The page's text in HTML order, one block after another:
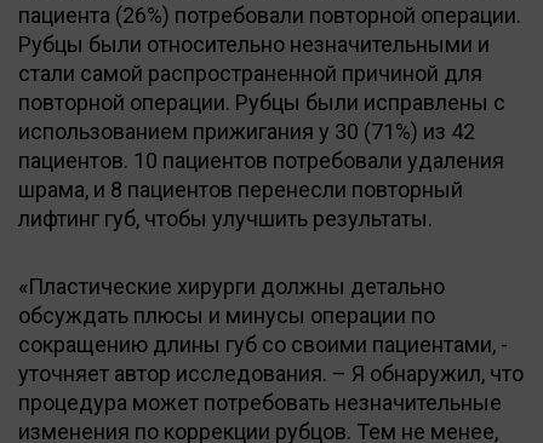
пациента (26%) потребовали повторной операции.
Рубцы были относительно незначительными и
стали самой распространенной причиной для
повторной операции. Рубцы были исправлены с
использованием прижигания у 30 (71%) из 42
пациентов. 10 пациентов потребовали удаления
шрама, и 8 пациентов перенесли повторный
лифтинг губ, чтобы улучшить результаты.
«Пластические хирурги должны детально
обсуждать плюсы и минусы операции по
сокращению длины губ со своими пациентами, -
уточняет автор исследования. – Я обнаружил, что
процедура может потребовать незначительные
изменения по коррекции рубцов. Тем не менее,